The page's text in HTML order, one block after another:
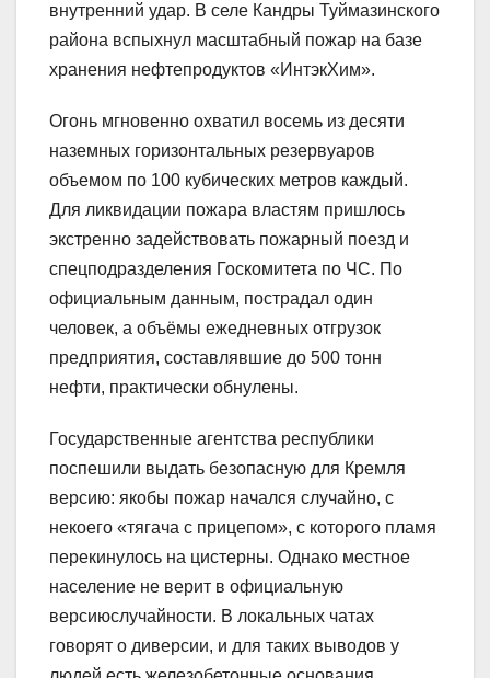
внутренний удар. В селе Кандры Туймазинского
района вспыхнул масштабный пожар на базе
хранения нефтепродуктов «ИнтэкХим».
Огонь мгновенно охватил восемь из десяти
наземных горизонтальных резервуаров
объемом по 100 кубических метров каждый.
Для ликвидации пожара властям пришлось
экстренно задействовать пожарный поезд и
спецподразделения Госкомитета по ЧС. По
официальным данным, пострадал один
человек, а объёмы ежедневных отгрузок
предприятия, составлявшие до 500 тонн
нефти, практически обнулены.
Государственные агентства республики
поспешили выдать безопасную для Кремля
версию: якобы пожар начался случайно, с
некоего «тягача с прицепом», с которого пламя
перекинулось на цистерны. Однако местное
население не верит в официальную
версиюслучайности. В локальных чатах
говорят о диверсии, и для таких выводов у